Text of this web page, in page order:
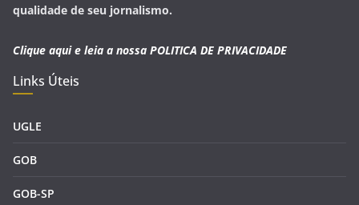
qualidade de seu jornalismo.
Clique aqui e leia a nossa POLITICA DE PRIVACIDADE
Links Úteis
UGLE
GOB
GOB-SP